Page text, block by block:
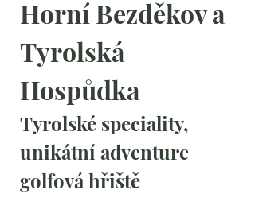
Horní Bezděkov a
Tyrolská
Hospůdka
Tyrolské speciality,
unikátní adventure
golfová hřiště